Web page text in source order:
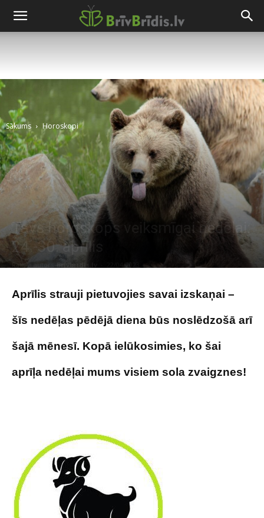
Sākums Horoskopi
Tavs horoskops veiksmīgai nedēļai:
24.-30. aprīlis
Raksta autors Brivbridis.lv 22/04/2023
Aprīlis strauji pietuvojies savai izskaņai –
šīs nedēļas pēdējā diena būs noslēdzošā arī
šajā mēnesī. Kopā ielūkosimies, ko šai
aprīļa nedēļai mums visiem sola zvaigznes!